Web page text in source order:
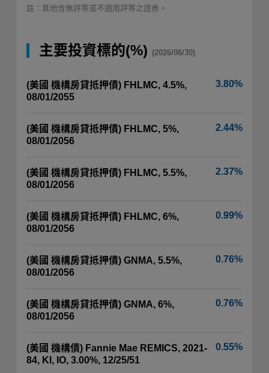
註：其他含無評等或不適用評等之證券。
主要投資標的(%) (2026/06/30)
(美國 機構房貸抵押債) FHLMC, 4.5%,
08/01/2055
3.80%
(美國 機構房貸抵押債) FHLMC, 5%,
08/01/2056
2.44%
(美國 機構房貸抵押債) FHLMC, 5.5%,
08/01/2056
2.37%
(美國 機構房貸抵押債) FHLMC, 6%,
08/01/2056
0.99%
(美國 機構房貸抵押債) GNMA, 5.5%,
08/01/2056
0.76%
(美國 機構房貸抵押債) GNMA, 6%,
08/01/2056
0.76%
(美國 機構債) Fannie Mae REMICS, 2021-
84, KI, IO, 3.00%, 12/25/51
0.55%